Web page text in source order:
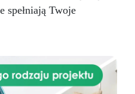
50 (utwardzacz) Czas
min Szlifowanie: po
test UVA 75 h bez
Dobrze zamykaj
zanieczyszczeń. FAQ
parkietu? Tak,
spełniają Twoje